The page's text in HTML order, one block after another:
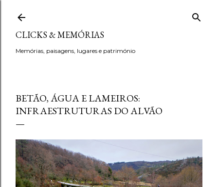
CLICKS & MEMÓRIAS
Memórias, paisagens, lugares e património
BETÃO, ÁGUA E LAMEIROS:
INFRAESTRUTURAS DO ALVÃO